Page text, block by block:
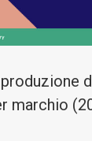
marchio